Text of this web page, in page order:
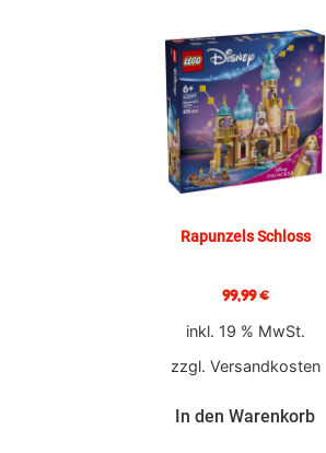
Rapunzels Schloss
99,99€
inkl. 19 % MwSt.
zzgl. Versandkosten
In den Warenkorb